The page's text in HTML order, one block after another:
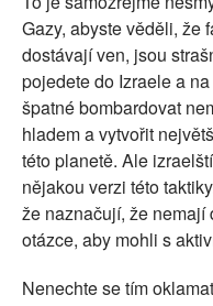
Gazy, abyste věděli, že
dostávají ven, jsou
pojedete do Izraele a
špatné bombardovat
hladem a vytvořit
této planetě. Ale
nějakou verzi této
že naznačují, že nemají
otázce, aby mohli s
Nenechte se tím